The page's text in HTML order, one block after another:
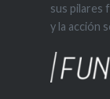
sus pilares
y la acción